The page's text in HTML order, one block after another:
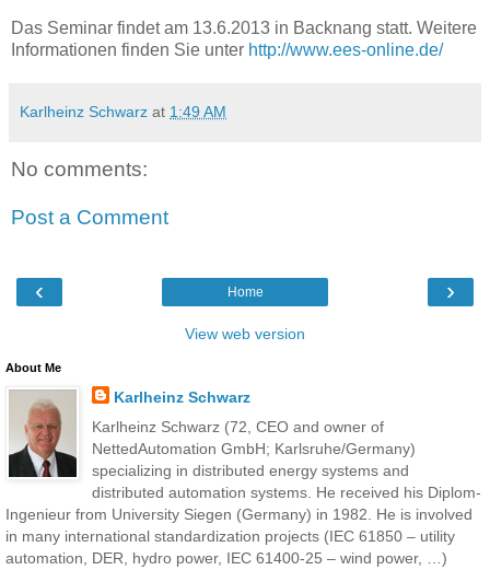
Das Seminar findet am 13.6.2013 in Backnang statt. Weitere
Informationen finden Sie unter http://www.ees-online.de/
Karlheinz Schwarz at 1:49 AM
No comments:
Post a Comment
‹ ›
Home
View web version
About Me
Karlheinz Schwarz
Karlheinz Schwarz (72, CEO and owner of
NettedAutomation GmbH; Karlsruhe/Germany)
specializing in distributed energy systems and
distributed automation systems. He received his Diplom-
Ingenieur from University Siegen (Germany) in 1982. He is involved
in many international standardization projects (IEC 61850 – utility
automation, DER, hydro power, IEC 61400-25 – wind power, …)